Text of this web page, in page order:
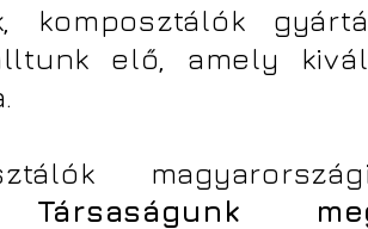
komposztálók
elő, amely
Társaságunk